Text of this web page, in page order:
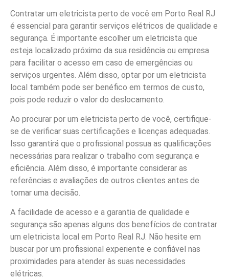
Contratar um eletricista perto de você em Porto Real RJ
é essencial para garantir serviços elétricos de qualidade e
segurança. É importante escolher um eletricista que
esteja localizado próximo da sua residência ou empresa
para facilitar o acesso em caso de emergências ou
serviços urgentes. Além disso, optar por um eletricista
local também pode ser benéfico em termos de custo,
pois pode reduzir o valor do deslocamento.
Ao procurar por um eletricista perto de você, certifique-
se de verificar suas certificações e licenças adequadas.
Isso garantirá que o profissional possua as qualificações
necessárias para realizar o trabalho com segurança e
eficiência. Além disso, é importante considerar as
referências e avaliações de outros clientes antes de
tomar uma decisão.
A facilidade de acesso e a garantia de qualidade e
segurança são apenas alguns dos benefícios de contratar
um eletricista local em Porto Real RJ. Não hesite em
buscar por um profissional experiente e confiável nas
proximidades para atender às suas necessidades
elétricas.